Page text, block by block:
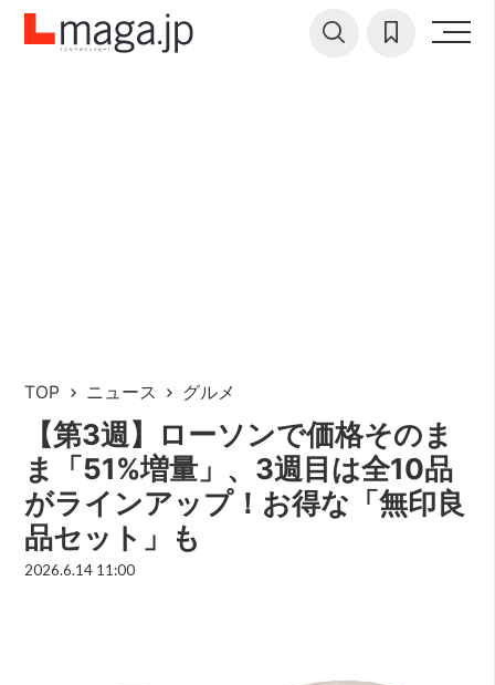
TOP ニュース グルメ
【第3週】ローソンで価格そのま
ま「51%増量」、3週目は全10品
がラインアップ！お得な「無印良
品セット」も
2026.6.14 11:00